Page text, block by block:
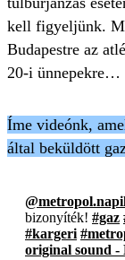
kell figyeljünk.
Budapestre az
20-i ünnepekre…
Íme videónk,
által beküldött
bizonyíték! #gaz
#kargeri
original sound -